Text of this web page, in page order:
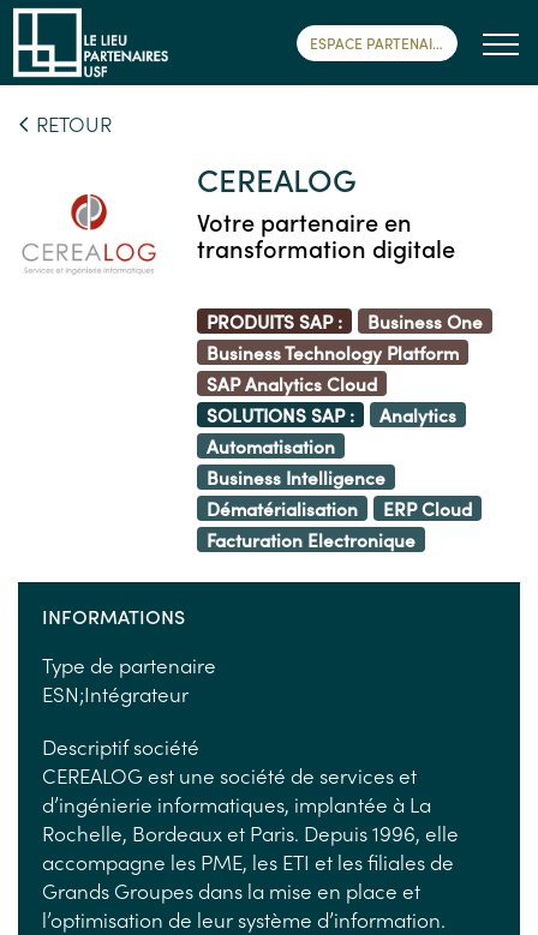
ESPACE PARTENAIRE
RETOUR
CEREALOG
Votre partenaire en
transformation digitale
PRODUITS SAP :
Business One
Business Technology Platform
SAP Analytics Cloud
SOLUTIONS SAP :
Analytics
Automatisation
Business Intelligence
Dématérialisation
ERP Cloud
Facturation Electronique
INFORMATIONS
Type de partenaire
ESN;Intégrateur
Descriptif société
CEREALOG est une société de services et
d’ingénierie informatiques, implantée à La
Rochelle, Bordeaux et Paris. Depuis 1996, elle
accompagne les PME, les ETI et les filiales de
Grands Groupes dans la mise en place et
l’optimisation de leur système d’information.